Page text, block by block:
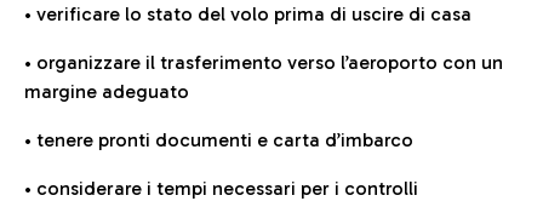
• verificare lo stato del volo prima di uscire di casa
• organizzare il trasferimento verso l’aeroporto con un
margine adeguato
• tenere pronti documenti e carta d’imbarco
• considerare i tempi necessari per i controlli